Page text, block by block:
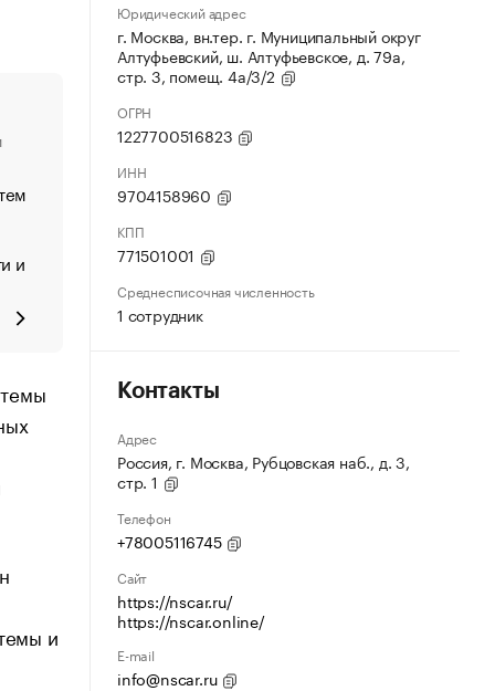
и
и
Юридический адрес
г. Москва, вн.тер. г. Муниципальный округ
Алтуфьевский, ш. Алтуфьевское, д. 79а,
стр. 3, помещ. 4а/3/2
ОГРН
1227700516823
ИНН
9704158960
КПП
771501001
Среднесписочная численность
1 сотрудник
Контакты
Адрес
Россия, г. Москва, Рубцовская наб., д. 3,
стр. 1
Телефон
+78005116745
Сайт
https://nscar.ru/
https://nscar.online/
E-mail
info@nscar.ru